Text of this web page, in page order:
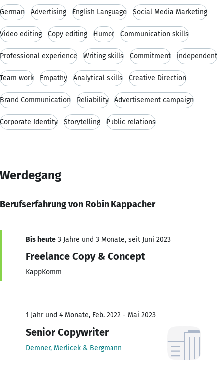
German Advertising English Language Social Media Marketing
Video editing Copy editing Humor Communication skills
Professional experience Writing skills Commitment independent
Team work Empathy Analytical skills Creative Direction
Brand Communication Reliability Advertisement campaign
Corporate Identity Storytelling Public relations
Werdegang
Berufserfahrung von Robin Kappacher
Bis heute 3 Jahre und 3 Monate, seit Juni 2023
Freelance Copy & Concept
KappKomm
1 Jahr und 4 Monate, Feb. 2022 - Mai 2023
Senior Copywriter
Demner, Merlicek & Bergmann